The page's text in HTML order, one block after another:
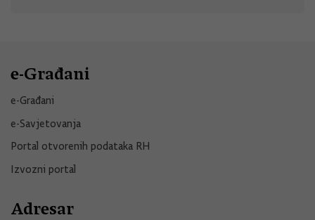
e-Građani
e-Građani
e-Savjetovanja
Portal otvorenih podataka RH
Izvozni portal
Adresar